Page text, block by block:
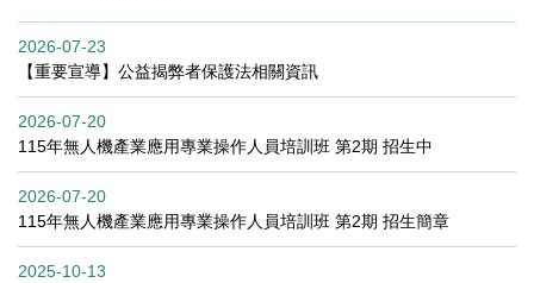
2026-07-23
【重要宣導】公益揭弊者保護法相關資訊
2026-07-20
115年無人機產業應用專業操作人員培訓班 第2期 招生中
2026-07-20
115年無人機產業應用專業操作人員培訓班 第2期 招生簡章
2025-10-13